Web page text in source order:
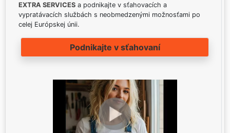
EXTRA SERVICES a podnikajte v sťahovacích a
vypratávacích službách s neobmedzenými možnosťami po
celej Európskej únii.
Podnikajte v sťahovaní